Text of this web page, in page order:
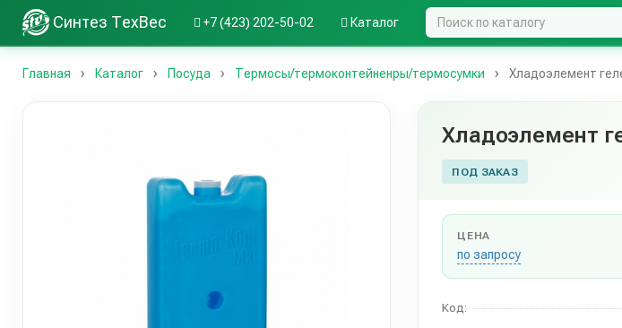
Синтез ТехВес +7 (423) 202-50-02 Каталог
Главная Каталог Посуда Термосы/термоконтейненры/термосумки Хладоэлемент
Хладоэлемент
ПОД ЗАКАЗ
ЦЕНА
по запросу
Код: